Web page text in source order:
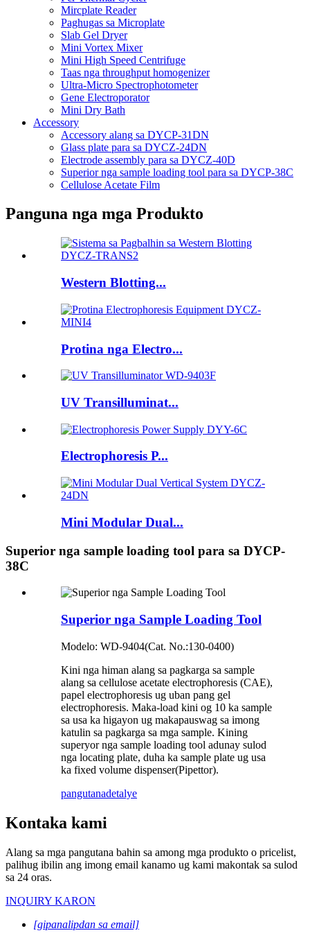
Mircplate Reader
Paghugas sa Microplate
Slab Gel Dryer
Mini Vortex Mixer
Mini High Speed ​​Centrifuge
Taas nga throughput homogenizer
Ultra-Micro Spectrophotometer
Gene Electroporator
Mini Dry Bath
Accessory
Accessory alang sa DYCP-31DN
Glass plate para sa DYCZ-24DN
Electrode assembly para sa DYCZ-40D
Superior nga sample loading tool para sa DYCP-38C
Cellulose Acetate Film
Panguna nga mga Produkto
Western Blotting...
Protina nga Electro...
UV Transilluminat...
Electrophoresis P...
Mini Modular Dual...
Superior nga sample loading tool para sa DYCP-
38C
Superior nga Sample Loading Tool
Modelo: WD-9404(Cat. No.:130-0400)
Kini nga himan alang sa pagkarga sa sample
alang sa cellulose acetate electrophoresis (CAE),
papel electrophoresis ug uban pang gel
electrophoresis. Maka-load kini og 10 ka sample
sa usa ka higayon ug makapauswag sa imong
katulin sa pagkarga sa mga sample. Kining
superyor nga sample loading tool adunay sulod
nga locating plate, duha ka sample plate ug usa
ka fixed volume dispenser(Pipettor).
pangutanadetalye
Kontaka kami
Alang sa mga pangutana bahin sa among mga produkto o pricelist,
palihug ibilin ang imong email kanamo ug kami makontak sa sulod
sa 24 oras.
INQUIRY KARON
[gipanalipdan sa email]